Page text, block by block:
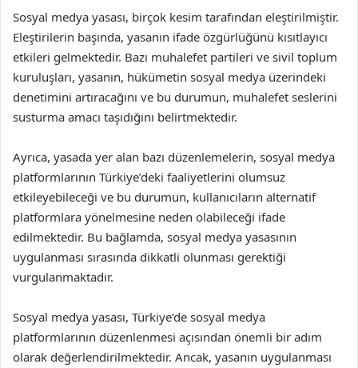
Sosyal medya yasası, birçok kesim tarafından eleştirilmiştir.
Eleştirilerin başında, yasanın ifade özgürlüğünü kısıtlayıcı
etkileri gelmektedir. Bazı muhalefet partileri ve sivil toplum
kuruluşları, yasanın, hükümetin sosyal medya üzerindeki
denetimini artıracağını ve bu durumun, muhalefet seslerini
susturma amacı taşıdığını belirtmektedir.
Ayrıca, yasada yer alan bazı düzenlemelerin, sosyal medya
platformlarının Türkiye’deki faaliyetlerini olumsuz
etkileyebileceği ve bu durumun, kullanıcıların alternatif
platformlara yönelmesine neden olabileceği ifade
edilmektedir. Bu bağlamda, sosyal medya yasasının
uygulanması sırasında dikkatli olunması gerektiği
vurgulanmaktadır.
Sosyal medya yasası, Türkiye’de sosyal medya
platformlarının düzenlenmesi açısından önemli bir adım
olarak değerlendirilmektedir. Ancak, yasanın uygulanması